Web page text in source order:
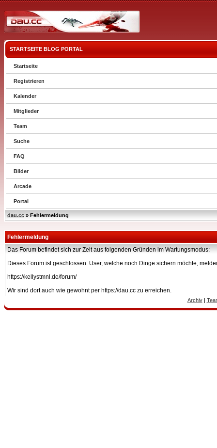
STARTSEITE BLOG PORTAL
Startseite
Registrieren
Kalender
Mitglieder
Team
Suche
FAQ
Bilder
Arcade
Portal
dau.cc » Fehlermeldung
Fehlermeldung
Das Forum befindet sich zur Zeit aus folgenden Gründen im Wartungsmodus:
Dieses Forum ist geschlossen. User, welche noch Dinge sichern möchte,
https://kellystmnl.de/forum/
Wir sind dort auch wie gewohnt per https://dau.cc zu erreichen.
Archiv|